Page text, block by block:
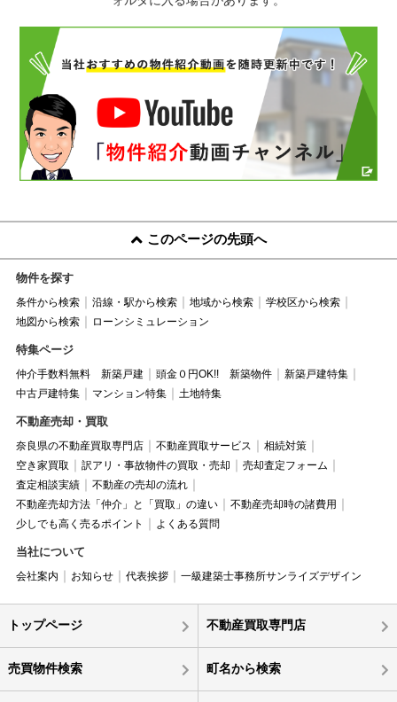
このページの先頭へ
物件を探す
条件から検索 沿線・駅から検索 地域から検索
学校区から検索
地図から検索
ローンシミュレーション
特集ページ
仲介手数料無料 新築戸建 頭金０円OK!! 新築物件
新築戸建特集
中古戸建特集
マンション特集 土地特集
不動産売却・買取
奈良県の不動産買取専門店 不動産買取サービス
相続対策
空き家買取
訳アリ・事故物件の買取・売却
売却査定フォーム
査定相談実績
不動産の売却の流れ
不動産売却方法「仲介」と「買取」の違い
不動産売却時の諸費用
少しでも高く売るポイント
よくある質問
当社について
会社案内 お知らせ 代表挨拶 一級建築士事務所サンライズデザイン
トップページ 不動産買取専門店
売買物件検索 町名から検索